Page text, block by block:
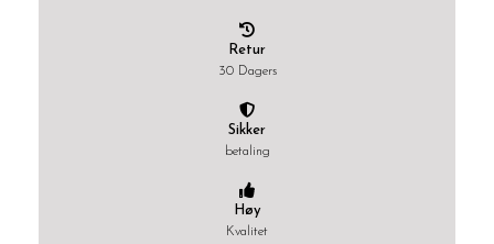
Retur
30 Dagers
Sikker
betaling
Høy
Kvalitet